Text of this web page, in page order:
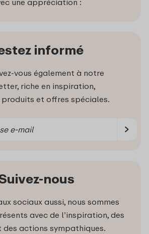
une appréciation :
informé
vous également à notre
riche en inspiration,
produits et offres spéciales.
nous
sociaux aussi, nous sommes
avec de l’inspiration, des
des actions sympathiques.